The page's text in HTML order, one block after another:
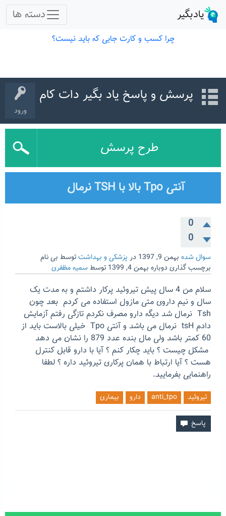
ورود
پرسش و پاسخ یاد بگیر دات کام
طرح پرسش
آنتی Tpo بالا با TSH نرمال
0
0
سوال شده بهمن 9, 1397 در پزشکی و بهداشتتوسط بی نام
برچسب گذاری دوباره بهمن 4, 1399 توسط سمیه مظفری
سلام من 4 سال پیش تیروئید پرکار داشتم و به مدت یک
سال و نیم داروی متی مازول استفاده می کردم بعد چون
Tsh نرمال شد دیگه دارو مصرف نکردم تازگی رفتم آزمایش
دادم tsH نرمال می باشد و آنتی Tpo خیلی بالاست باید از
60 کمتر باشد ولی مال بنده عدد 879 را نشان می دهد
مشکل چیست ؟ باید چکار کنم ؟ آیا با دارو قابل کنترل
هست ؟ آیا ارتباط با همان پرکاری تیروئید داره ؟ لطفا
راهنمایی بفرمایید.
تیروئید anti_tpo دارو بیماری